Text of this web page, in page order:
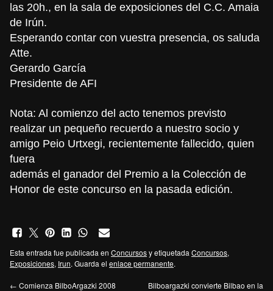
las 20h., en la sala de exposiciones del C.C. Amaia
de Irún.
Esperando contar con vuestra presencia, os saluda
Atte.
Gerardo García
Presidente de AFI
Nota: Al comienzo del acto tenemos previsto
realizar un pequeño recuerdo a nuestro socio y
amigo Peio Urtxegi, recientemente fallecido, quien
fuera
además el ganador del Premio a la Colección de
Honor de este concurso en la pasada edición.
Esta entrada fue publicada en Concursosy etiquetada Concursos,
Exposiciones, Irun. Guarda el enlace permanente.
← Comienza BilboArgazki 2008
Bilboargazki convierte Bilbao en la